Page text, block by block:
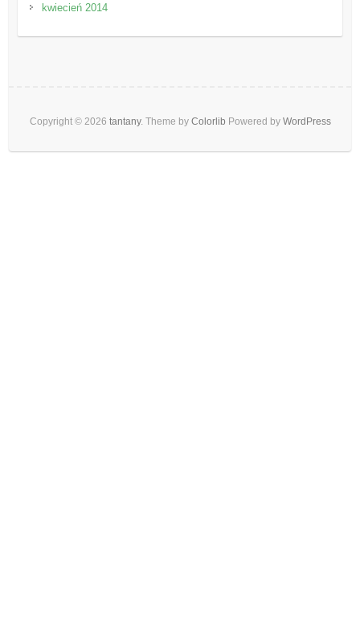
kwiecień 2014
Copyright © 2026 tantany. Theme by Colorlib Powered by WordPress